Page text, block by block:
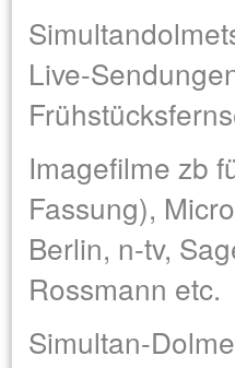
Live-
Imagefilme zb
Fassung),
Berlin, n-tv,
Rossmann etc.
Simultan-